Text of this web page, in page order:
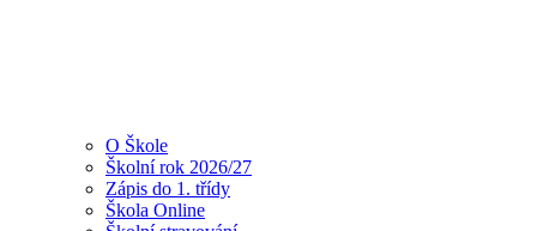
O Škole
Školní rok 2026/27
Zápis do 1. třídy
Škola Online